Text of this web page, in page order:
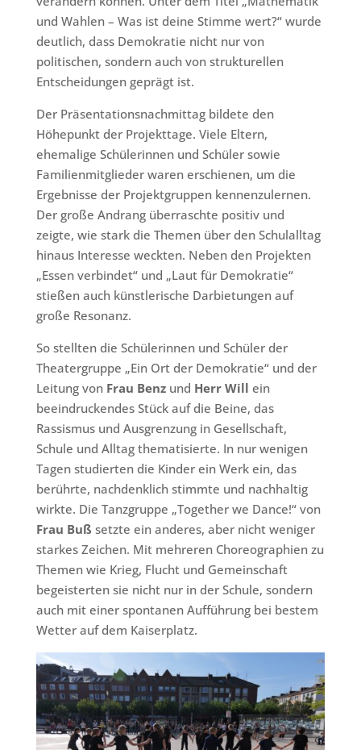
und Wahlen – Was ist deine Stimme wert?“ wurde
deutlich, dass Demokratie nicht nur von
politischen, sondern auch von strukturellen
Entscheidungen geprägt ist.
Der Präsentationsnachmittag bildete den
Höhepunkt der Projekttage. Viele Eltern,
ehemalige Schülerinnen und Schüler sowie
Familienmitglieder waren erschienen, um die
Ergebnisse der Projektgruppen kennenzulernen.
Der große Andrang überraschte positiv und
zeigte, wie stark die Themen über den Schulalltag
hinaus Interesse weckten. Neben den Projekten
„Essen verbindet“ und „Laut für Demokratie“
stießen auch künstlerische Darbietungen auf
große Resonanz.
So stellten die Schülerinnen und Schüler der
Theatergruppe „Ein Ort der Demokratie“ und der
Leitung von Frau Benzund Herr Will ein
beeindruckendes Stück auf die Beine, das
Rassismus und Ausgrenzung in Gesellschaft,
Schule und Alltag thematisierte. In nur wenigen
Tagen studierten die Kinder ein Werk ein, das
berührte, nachdenklich stimmte und nachhaltig
wirkte. Die Tanzgruppe „Together we Dance!“ von
Frau Buß setzte ein anderes, aber nicht weniger
starkes Zeichen. Mit mehreren Choreographien zu
Themen wie Krieg, Flucht und Gemeinschaft
begeisterten sie nicht nur in der Schule, sondern
auch mit einer spontanen Aufführung bei bestem
Wetter auf dem Kaiserplatz.